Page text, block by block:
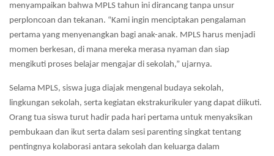
menyampaikan bahwa MPLS tahun ini dirancang tanpa unsur
perploncoan dan tekanan. “Kami ingin menciptakan pengalaman
pertama yang menyenangkan bagi anak-anak. MPLS harus menjadi
momen berkesan, di mana mereka merasa nyaman dan siap
mengikuti proses belajar mengajar di sekolah,” ujarnya.
Selama MPLS, siswa juga diajak mengenal budaya sekolah,
lingkungan sekolah, serta kegiatan ekstrakurikuler yang dapat diikuti.
Orang tua siswa turut hadir pada hari pertama untuk menyaksikan
pembukaan dan ikut serta dalam sesi parenting singkat tentang
pentingnya kolaborasi antara sekolah dan keluarga dalam